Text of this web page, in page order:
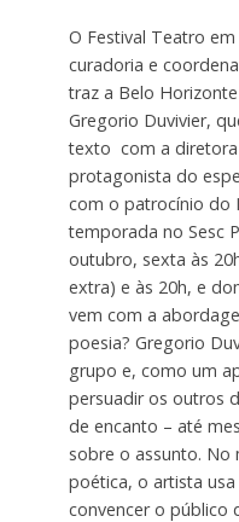
O Festival Teatro
curadoria e
traz a Belo
Gregorio Duvivier,
texto com a diretora
protagonista do
com o patrocínio do
temporada no Sesc
outubro, sexta às
extra) e às 20h, e
vem com a
poesia? Gregorio
grupo e, como um
persuadir os outros
de encanto – até
sobre o assunto.
poética, o artista
convencer o público